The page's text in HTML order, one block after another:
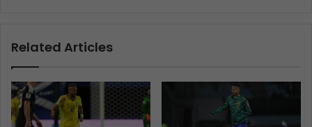
Related Articles